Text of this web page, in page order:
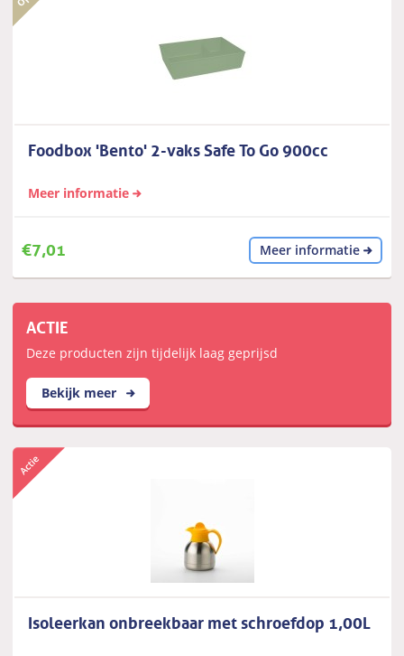
Foodbox 'Bento' 2-vaks Safe To Go 900cc
Meer informatie
€7,01 Meer informatie
ACTIE
Deze producten zijn tijdelijk laag geprijsd
Bekijk meer
Isoleerkan onbreekbaar met schroefdop 1,00L